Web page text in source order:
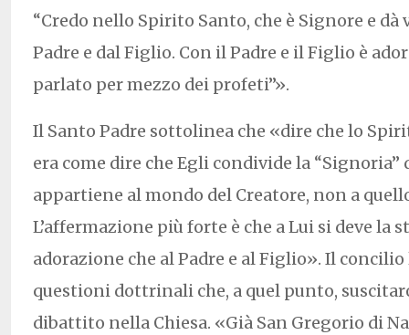
“Credo nello Spirito Santo, che è Signore e dà
Padre e dal Figlio. Con il Padre e il Figlio è
parlato per mezzo dei profeti”».
Il Santo Padre sottolinea che «dire che lo
era come dire che Egli condivide la “Signoria”
appartiene al mondo del Creatore, non a
L’affermazione più forte è che a Lui si deve la
adorazione che al Padre e al Figlio». Il
questioni dottrinali che, a quel punto,
dibattito nella Chiesa. «Già San Gregorio di